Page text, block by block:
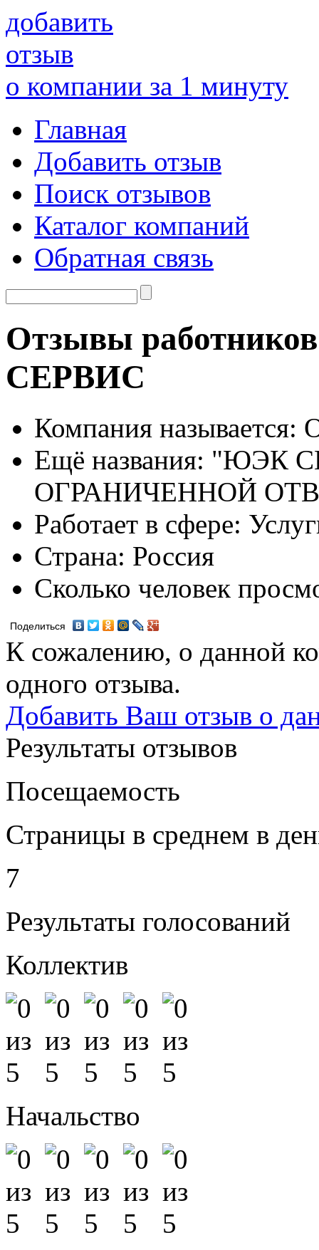
добавить
отзыв
о компании за 1 минуту
Главная
Добавить отзыв
Поиск отзывов
Каталог компаний
Обратная связь
Отзывы
СЕРВИС
Компания называется:
Ещё названия: "ЮЭК
ОГРАНИЧЕННОЙ
Работает в сфере:
Страна: Россия
Сколько человек
Поделиться
К сожалению, о данной
одного отзыва.
Добавить Ваш отзыв о
Результаты отзывов
Посещаемость
Страницы в среднем в
7
Результаты голосований
Коллектив
Начальство